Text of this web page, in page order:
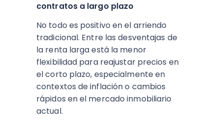
contratos a largo plazo
No todo es positivo en el arriendo
tradicional. Entre las desventajas de
la renta larga está la menor
flexibilidad para reajustar precios en
el corto plazo, especialmente en
contextos de inflación o cambios
rápidos en el mercado inmobiliario
actual.​